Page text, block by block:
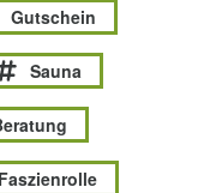
Gutschein
Sauna
Faszienrolle